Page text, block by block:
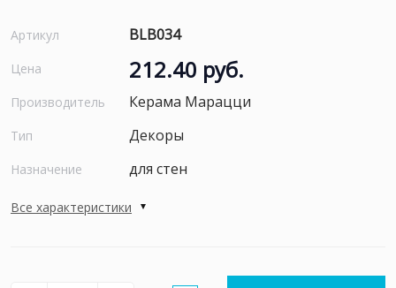
Артикул BLB034
Цена 212.40 руб.
Производитель Керама Марацци
Тип Декоры
Назначение для стен
Все характеристики